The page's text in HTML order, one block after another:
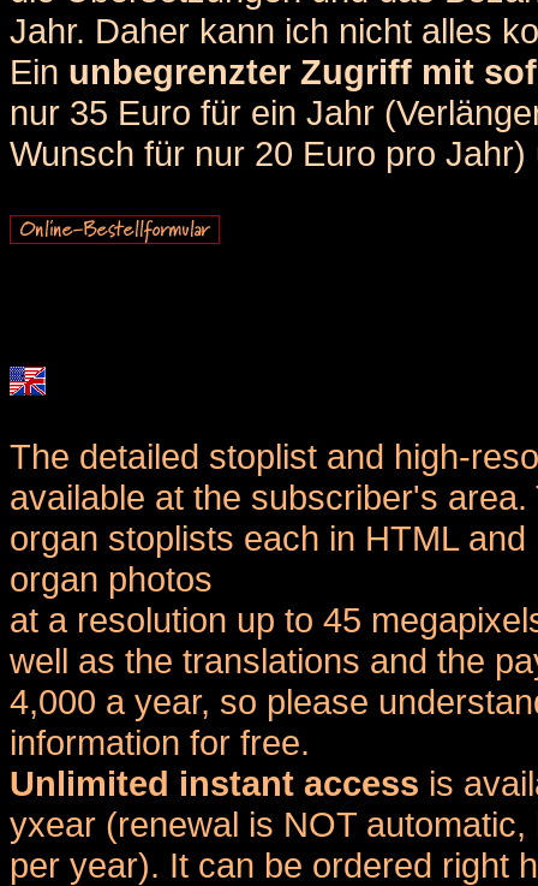
Jahr. Daher kann ich nicht alles
Ein unbegrenzter Zugriff mit
nur 35 Euro für ein Jahr
Wunsch für nur 20 Euro pro
The detailed stoplist and high-
available at the subscriber's
organ stoplists each in HTML
organ photos
at a resolution up to 45
well as the translations and the
4,000 a year, so please
information for free.
Unlimited instant access is
yxear (renewal is NOT
per year). It can be ordered right